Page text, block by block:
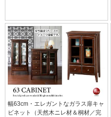
幅63cm・エレガントなガラス扉キャ
ビネット（天然木ニレ材＆桐材／完